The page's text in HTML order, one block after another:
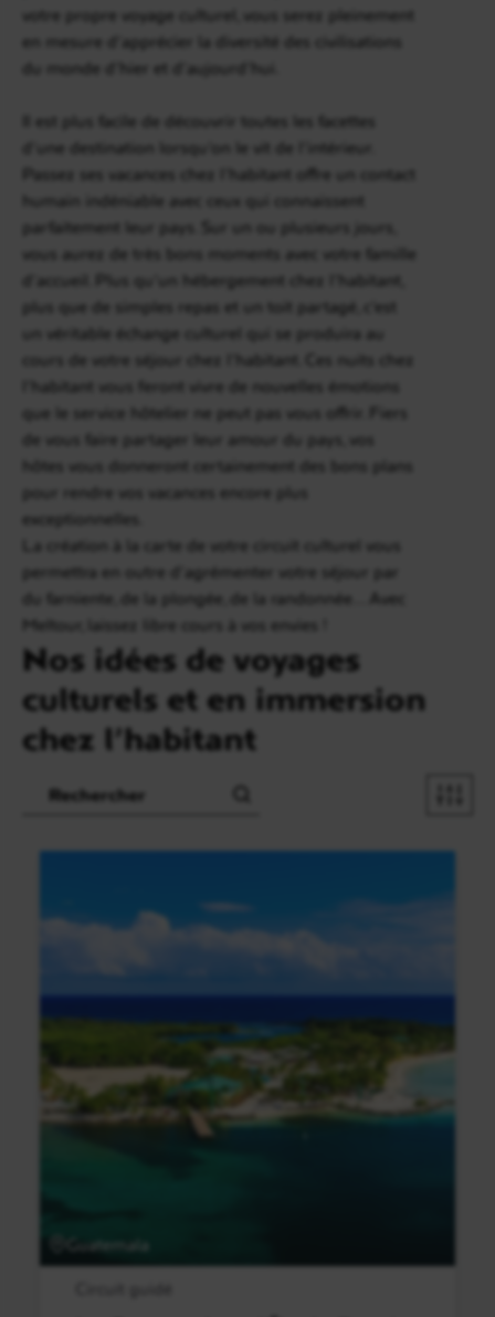
votre propre voyage culturel, vous serez pleinement
en mesure d’apprécier la diversité des civilisations
du monde d’hier et d’aujourd’hui.
Il est plus facile de découvrir toutes les facettes
d’une destination lorsqu’on le vit de l’intérieur.
Passez ses vacances chez l’habitant offre un contact
humain indéniable avec ceux qui connaissent
parfaitement leur pays. Sur un ou plusieurs jours,
vous aurez de très bons moments avec votre famille
d’accueil. Plus qu’un hébergement chez l’habitant,
plus que de simples repas et un toit partagé, c’est
un véritable échange culturel qui se produira au
cours de votre séjour chez l’habitant. Ces nuits chez
l’habitant vous feront vivre de nouvelles émotions
que le service hôtelier ne peut pas vous offrir. Fiers
de vous faire partager leur amour du pays, vos
hôtes vous donneront certainement des bons plans
pour rendre vos vacances encore plus
exceptionnelles.
La création à la carte de votre circuit culturel vous
permettra en outre d’agrémenter votre séjour par
du farniente, de la plongée, de la randonnée… Avec
Meltour, laissez libre cours à vos envies !
Nos idées de voyages
culturels et en immersion
chez l’habitant
Recherche
Guatemala